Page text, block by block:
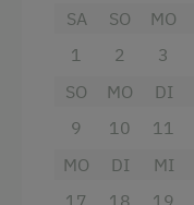
Fernseher
Altbau
SA
1
SO
2
MO
3
SO
9
MO
10
DI
11
MO
17
DI
18
MI
19